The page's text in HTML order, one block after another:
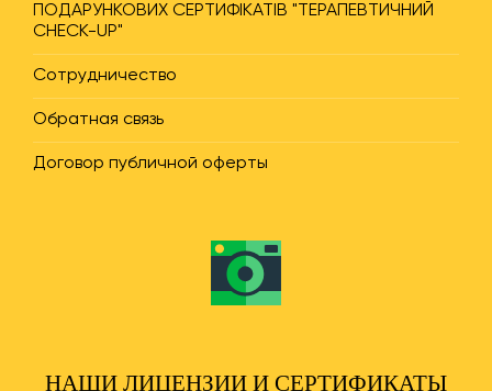
ПОДАРУНКОВИХ СЕРТИФІКАТІВ "ТЕРАПЕВТИЧНИЙ
CHECK-UP"
Сотрудничество
Обратная связь
Договор публичной оферты
НАШИ ЛИЦЕНЗИИ И СЕРТИФИКАТЫ